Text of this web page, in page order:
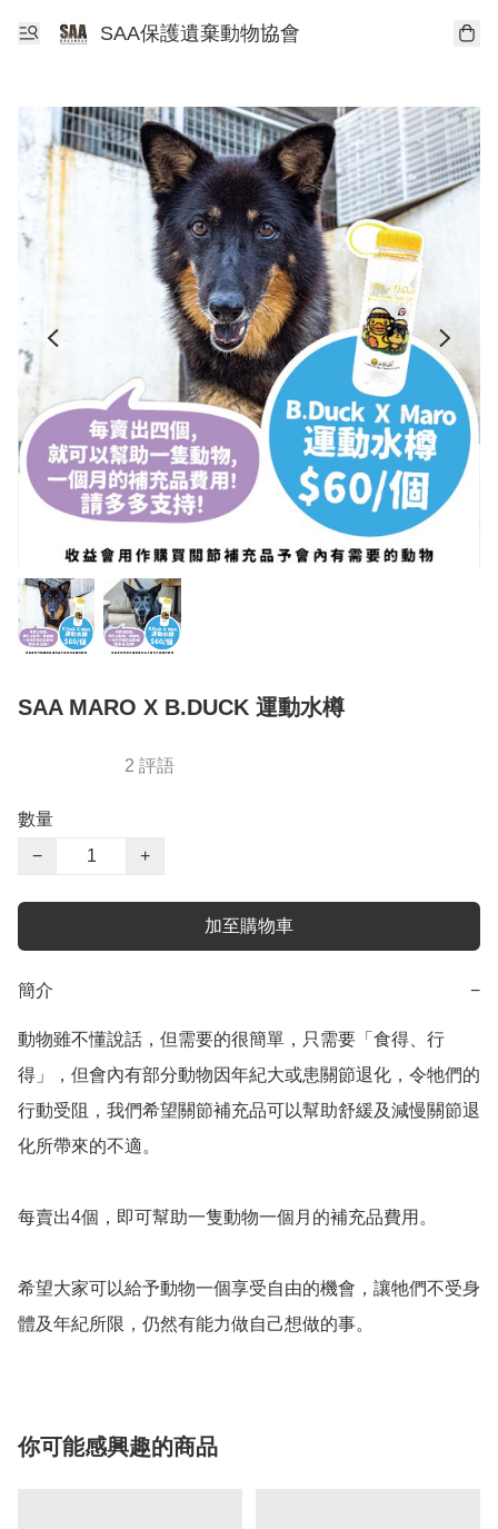
SAA保護遺棄動物協會
SAA MARO X B.DUCK 運動水樽
2 評語
數量
−
+
加至購物車
簡介 −
動物雖不懂說話，但需要的很簡單，只需要「食得、行
得」，但會內有部分動物因年紀大或患關節退化，令牠們的
行動受阻，我們希望關節補充品可以幫助舒緩及減慢關節退
化所帶來的不適。
每賣出4個，即可幫助一隻動物一個月的補充品費用。
希望大家可以給予動物一個享受自由的機會，讓牠們不受身
體及年紀所限，仍然有能力做自己想做的事。
你可能感興趣的商品